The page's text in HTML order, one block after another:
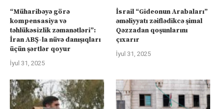
“Müharibəyə görə
kompensasiya və
təhlükəsizlik zəmanətləri”:
İran ABŞ-la nüvə danışıqları
üçün şərtlər qoyur
İyul 31, 2025
İsrail “Gideonun Arabaları”
əməliyyatı zəiflədikcə şimal
Qəzzadan qoşunlarını
çıxarır
İyul 31, 2025